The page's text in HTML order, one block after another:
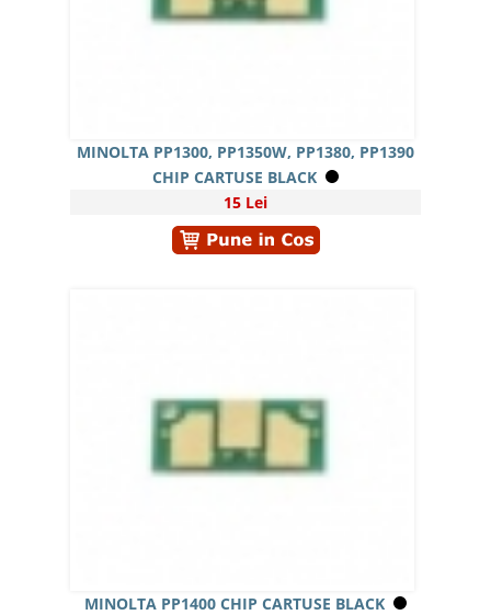
MINOLTA PP1300, PP1350W, PP1380, PP1390
CHIP CARTUSE BLACK
15 Lei
MINOLTA PP1400 CHIP CARTUSE BLACK